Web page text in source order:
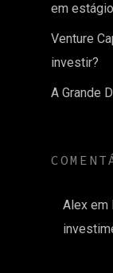
em
Venture
investir?
A Grande
Alex em